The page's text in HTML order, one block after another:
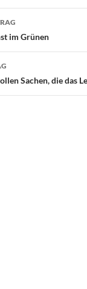
im Grünen
Sachen, die das